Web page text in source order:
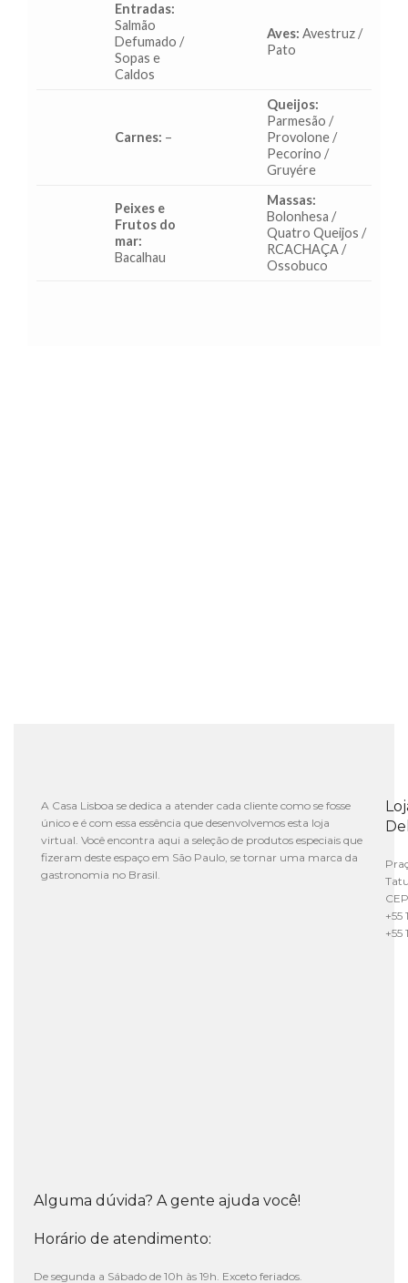
Entradas:
Salmão
Defumado /
Sopas e
Caldos
Aves: Avestruz /
Pato
Carnes: –
Queijos:
Parmesão /
Provolone /
Pecorino /
Gruyére
Peixes e
Frutos do
mar:
Bacalhau
Massas:
Bolonhesa /
Quatro Queijos /
RCACHAÇA /
Ossobuco
A Casa Lisboa se dedica a atender cada cliente como se fosse
único e é com essa essência que desenvolvemos esta loja
virtual. Você encontra aqui a seleção de produtos especiais que
fizeram deste espaço em São Paulo, se tornar uma marca da
gastronomia no Brasil.
+55
+55
Alguma dúvida? A gente ajuda você!
Horário de atendimento:
De segunda a Sábado de 10h às 19h. Exceto feriados.